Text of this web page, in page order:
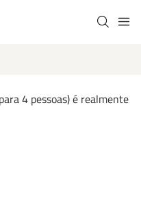
4 pessoas) é realmente